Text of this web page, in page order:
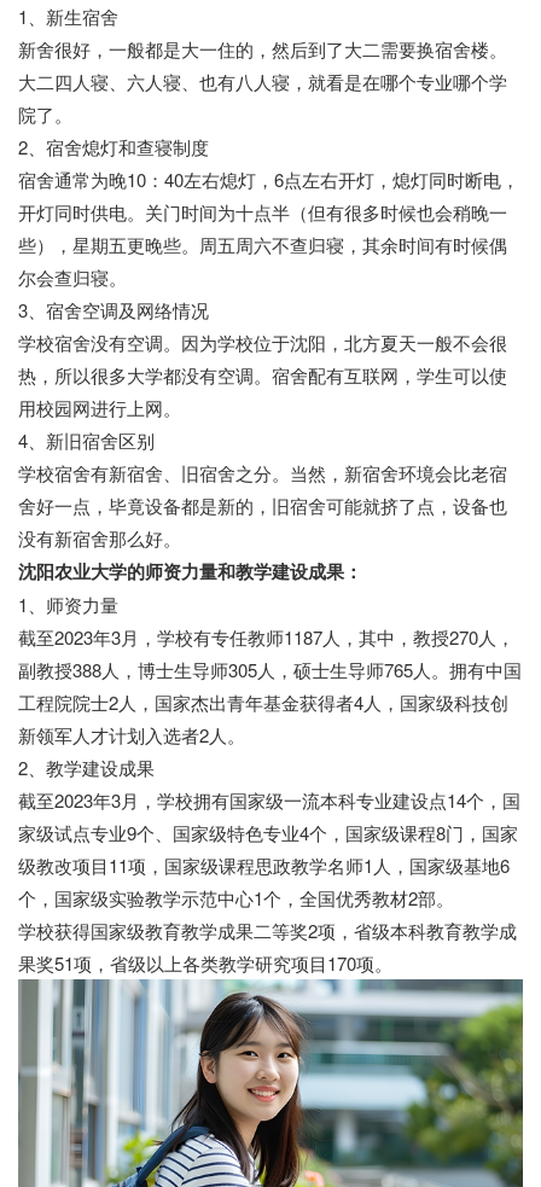
1、新生宿舍
新舍很好，一般都是大一住的，然后到了大二需要换宿舍楼。
大二四人寝、六人寝、也有八人寝，就看是在哪个专业哪个学
院了。
2、宿舍熄灯和查寝制度
宿舍通常为晚10：40左右熄灯，6点左右开灯，熄灯同时断电，
开灯同时供电。关门时间为十点半（但有很多时候也会稍晚一
些），星期五更晚些。周五周六不查归寝，其余时间有时候偶
尔会查归寝。
3、宿舍空调及网络情况
学校宿舍没有空调。因为学校位于沈阳，北方夏天一般不会很
热，所以很多大学都没有空调。宿舍配有互联网，学生可以使
用校园网进行上网。
4、新旧宿舍区别
学校宿舍有新宿舍、旧宿舍之分。当然，新宿舍环境会比老宿
舍好一点，毕竟设备都是新的，旧宿舍可能就挤了点，设备也
没有新宿舍那么好。
沈阳农业大学的师资力量和教学建设成果：
1、师资力量
截至2023年3月，学校有专任教师1187人，其中，教授270人，
副教授388人，博士生导师305人，硕士生导师765人。拥有中国
工程院院士2人，国家杰出青年基金获得者4人，国家级科技创
新领军人才计划入选者2人。
2、教学建设成果
截至2023年3月，学校拥有国家级一流本科专业建设点14个，国
家级试点专业9个、国家级特色专业4个，国家级课程8门，国家
级教改项目11项，国家级课程思政教学名师1人，国家级基地6
个，国家级实验教学示范中心1个，全国优秀教材2部。
学校获得国家级教育教学成果二等奖2项，省级本科教育教学成
果奖51项，省级以上各类教学研究项目170项。